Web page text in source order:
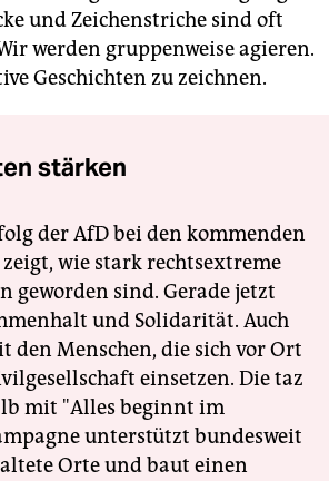
und Zeichenstriche sind oft
werden gruppenweise agieren.
Geschichten zu zeichnen.
stärken
der AfD bei den kommenden
wie stark rechtsextreme
geworden sind. Gerade jetzt
und Solidarität. Auch
den Menschen, die sich vor Ort
einsetzen. Die taz
mit "Alles beginnt im
unterstützt bundesweit
Orte und baut einen